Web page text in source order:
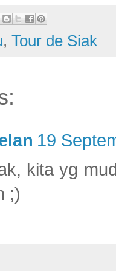
, Tour de Siak
19
kita yg
;)